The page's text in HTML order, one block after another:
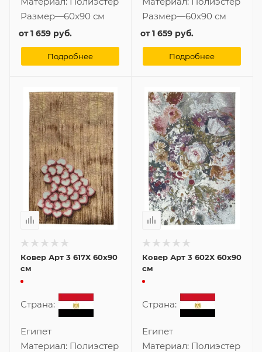
Размер—60x90 см
от1 659 руб.
Подробнее
Размер—60x90 см
от1 659 руб.
Подробнее
Ковер Арт 3 617X 60x90
см
Страна:
Египет
Материал: Полиэстер
Ковер Арт 3 602X 60x90
см
Страна:
Египет
Материал: Полиэстер